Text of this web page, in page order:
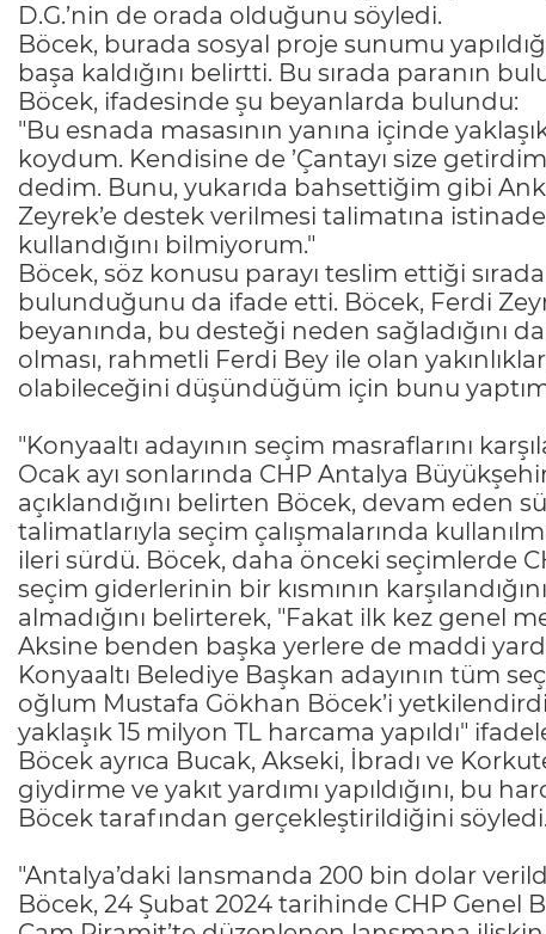
D.G.’nin de orada olduğunu söyledi.
Böcek, burada sosyal proje sunumu
başa kaldığını belirtti. Bu sırada paranın
Böcek, ifadesinde şu beyanlarda bulundu:
"Bu esnada masasının yanına içinde
koydum. Kendisine de ’Çantayı size
dedim. Bunu, yukarıda bahsettiğim gibi
Zeyrek’e destek verilmesi talimatına
kullandığını bilmiyorum."
Böcek, söz konusu parayı teslim ettiği
bulunduğunu da ifade etti. Böcek, Ferdi
beyanında, bu desteği neden sağladığını
olması, rahmetli Ferdi Bey ile olan
olabileceğini düşündüğüm için bunu
"Konyaaltı adayının seçim masraflarını
Ocak ayı sonlarında CHP Antalya
açıklandığını belirten Böcek, devam eden
talimatlarıyla seçim çalışmalarında
ileri sürdü. Böcek, daha önceki seçimlerde
seçim giderlerinin bir kısmının
almadığını belirterek, "Fakat ilk kez genel
Aksine benden başka yerlere de maddi
Konyaaltı Belediye Başkan adayının tüm
oğlum Mustafa Gökhan Böcek’i
yaklaşık 15 milyon TL harcama yapıldı"
Böcek ayrıca Bucak, Akseki, İbradı ve
giydirme ve yakıt yardımı yapıldığını, bu
Böcek tarafından gerçekleştirildiğini söyledi.
"Antalya’daki lansmanda 200 bin dolar
Böcek, 24 Şubat 2024 tarihinde CHP Genel